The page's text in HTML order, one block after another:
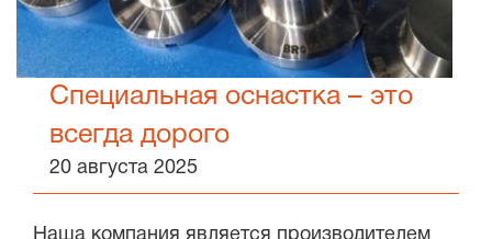
Специальная оснастка – это
всегда дорого
20 августа 2025